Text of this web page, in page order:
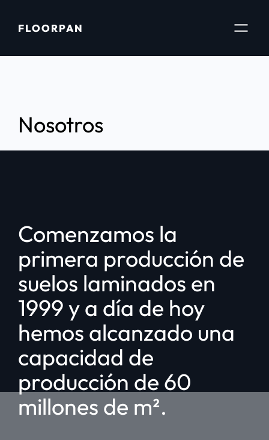
FLOORPAN
Nosotros
Comenzamos la
primera producción de
suelos laminados en
1999 y a día de hoy
hemos alcanzado una
capacidad de
producción de 60
millones de m².